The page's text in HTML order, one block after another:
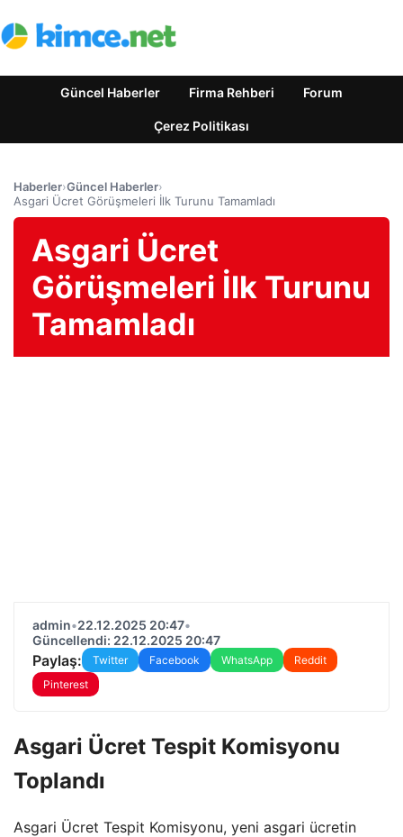
Güncel Haberler Firma Rehberi Forum
Çerez Politikası
Haberler›Güncel Haberler›
Asgari Ücret Görüşmeleri İlk Turunu Tamamladı
Asgari Ücret
Görüşmeleri İlk Turunu
Tamamladı
admin•22.12.2025 20:47•
Güncellendi: 22.12.2025 20:47
Paylaş: Twitter Facebook WhatsApp
Reddit
Pinterest
Asgari Ücret Tespit Komisyonu
Toplandı
Asgari Ücret Tespit Komisyonu, yeni asgari ücretin